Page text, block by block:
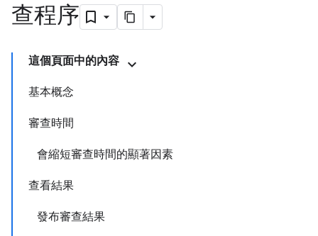
查程序
這個頁面中的內容
基本概念
審查時間
會縮短審查時間的顯著因素
查看結果
發布審查結果